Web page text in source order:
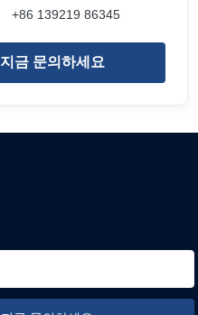
+86 139219 86345
지금 문의하세요